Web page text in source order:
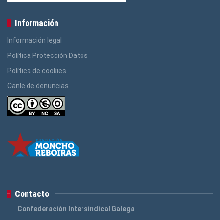
Información
Información legal
Política Protección Datos
Política de cookies
Canle de denuncias
Contacto
Confederación Intersindical Galega